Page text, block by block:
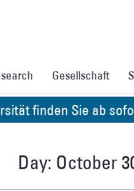
Gesellschaft
finden Sie ab
Day: October